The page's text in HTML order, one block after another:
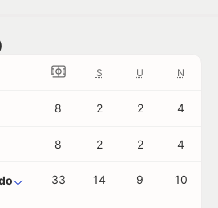
S U N
8 2 2 4
8 2 2 4
33 14 9 10